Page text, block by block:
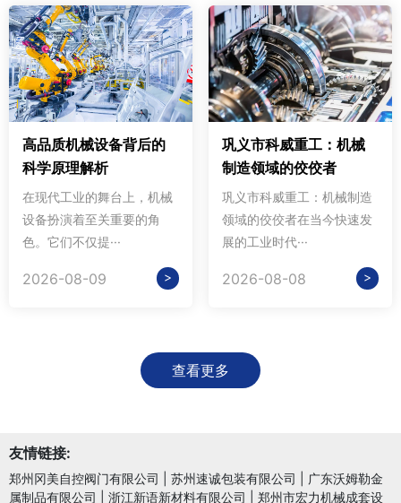
高品质机械设备背后的
科学原理解析
在现代工业的舞台上，机械
设备扮演着至关重要的角
色。它们不仅提···
2026-08-09 >
巩义市科威重工：机械
制造领域的佼佼者
巩义市科威重工：机械制造
领域的佼佼者在当今快速发
展的工业时代···
2026-08-08 >
查看更多
友情链接:
郑州冈美自控阀门有限公司 苏州速诚包装有限公司
广东沃姆勒金
属制品有限公司
浙江新语新材料有限公司
郑州市宏力机械成套设